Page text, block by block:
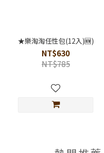
★樂淘淘任性包(12入)🆕)
NT$630
NT$785